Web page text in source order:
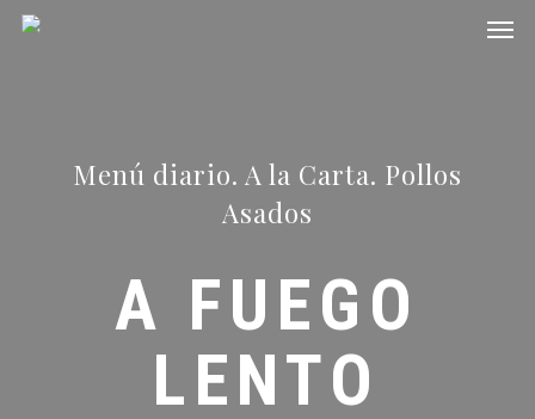
Skip
Menú diario. A la Carta. Pollos
Asados
A FUEGO
LENTO